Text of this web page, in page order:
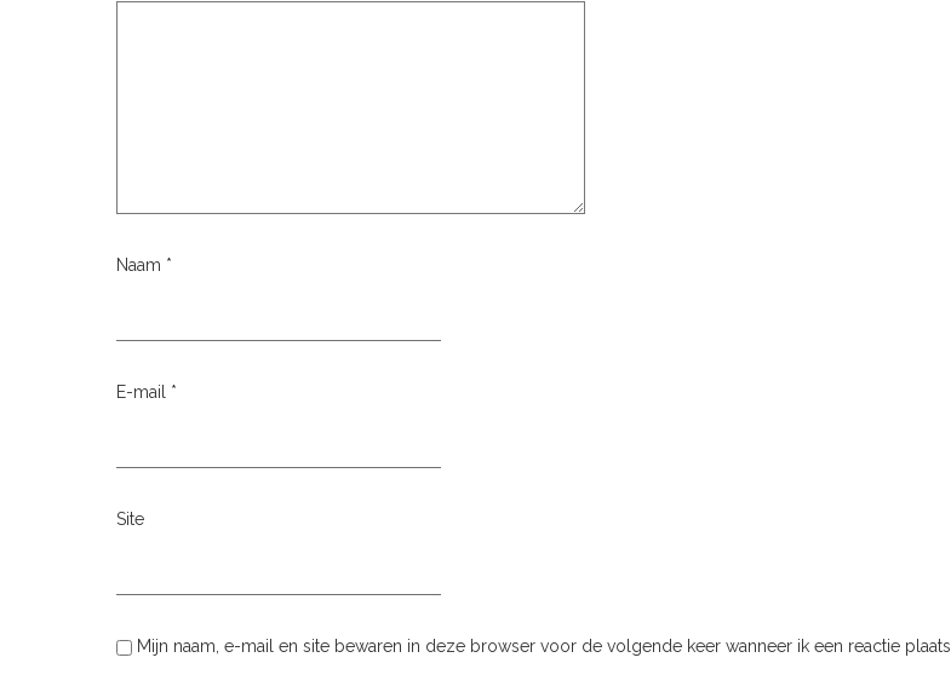
Naam *
E-mail *
Site
Mijn naam, e-mail en site bewaren in deze browser voor de volgende keer wanneer ik een reactie plaats.